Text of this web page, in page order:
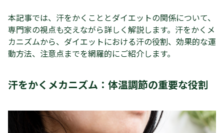
本記事では、汗をかくこととダイエットの関係について、
専門家の視点も交えながら詳しく解説します。汗をかくメ
カニズムから、ダイエットにおける汗の役割、効果的な運
動方法、注意点までを網羅的にご紹介します。
汗をかくメカニズム：体温調節の重要な役割